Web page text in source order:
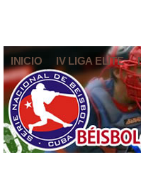
INICIO IV LIGA ELITE